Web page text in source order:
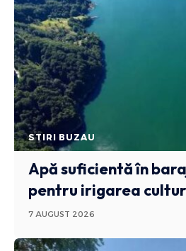
STIRI BUZAU
Apă suficientă în
pentru irigarea
7 AUGUST 2026